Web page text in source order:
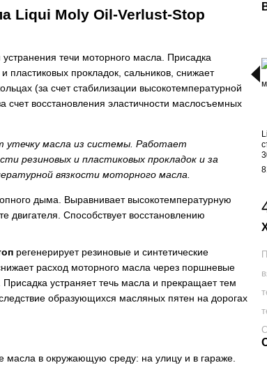
Liqui Moly Oil-Verlust-Stop
устранения течи моторного масла. Присадка
пластиковых прокладок, сальников, снижает
(за счет стабилизации высокотемпературной
счет восстановления эластичности маслосъемных
масла из системы. Работает
резиновых и пластиковых прокладок и за
вязкости моторного масла.
дыма. Выравнивает высокотемпературную
двигателя. Способствует восстановлению
регенерирует резиновые и синтетические
расход моторного масла через поршневые
устраняет течь масла и прекращает тем
образующихся масляных пятен на дорогах
масла в окружающую среду: на улицу и в гараже.